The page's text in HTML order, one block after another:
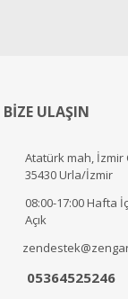
BİZE ULAŞIN
Atatürk mah, İzmir
35430 Urla/İzmir
08:00-17:00 Hafta
Açık
05364525246